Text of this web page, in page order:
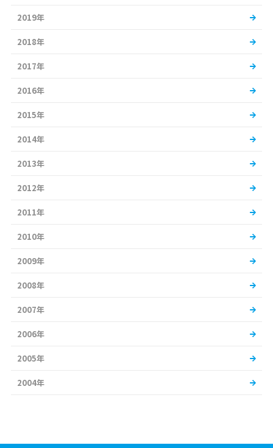
2019年
2018年
2017年
2016年
2015年
2014年
2013年
2012年
2011年
2010年
2009年
2008年
2007年
2006年
2005年
2004年